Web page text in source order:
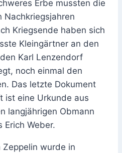
Erbe mussten die
Nachkriegsjahren
Kriegsende haben sich
Kleingärtner an den
Karl Lenzendorf
noch einmal den
Das letzte Dokument
ist eine Urkunde aus
langjährigen Obmann
Erich Weber.
Zeppelin wurde in